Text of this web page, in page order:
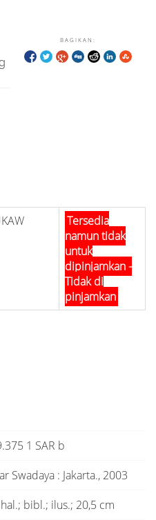
BAGIKAN:
Tersedia
namun tidak
untuk
dipinjamkan -
Tidak di
pinjamkan
1 SAR b
Swadaya : Jakarta., 2003
bibl.; ilus.; 20,5 cm